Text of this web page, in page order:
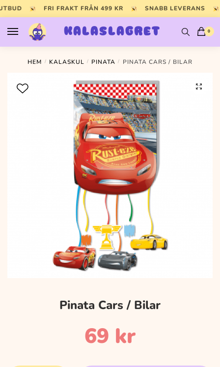
Skip
to
navigation
Skip
to
content
FRI FRAKT FRÅN 499 KR SNABB LEVERANS
KALASLAGRET 0
HEM / KALASKUL / PINATA / PINATA CARS / BILAR
🔍
Pinata Cars / Bilar
69 kr